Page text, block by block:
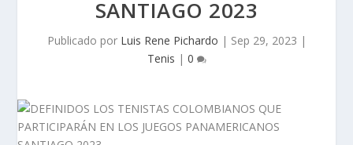
SANTIAGO 2023
Publicado por Luis Rene Pichardo | Sep 29, 2023 |
Tenis | 0